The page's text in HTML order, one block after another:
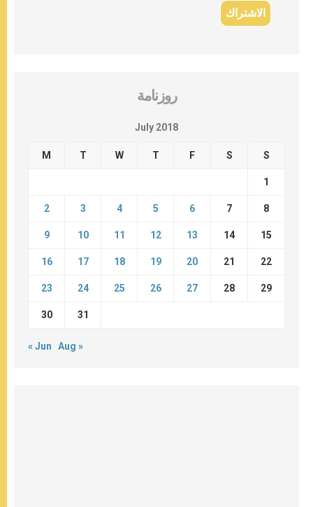
روزنامة
July 2018
M T W T F S S
1
2 3 4 5 6 7 8
9 10 11 12 13 14 15
16 17 18 19 20 21 22
23 24 25 26 27 28 29
30 31
« Jun Aug »